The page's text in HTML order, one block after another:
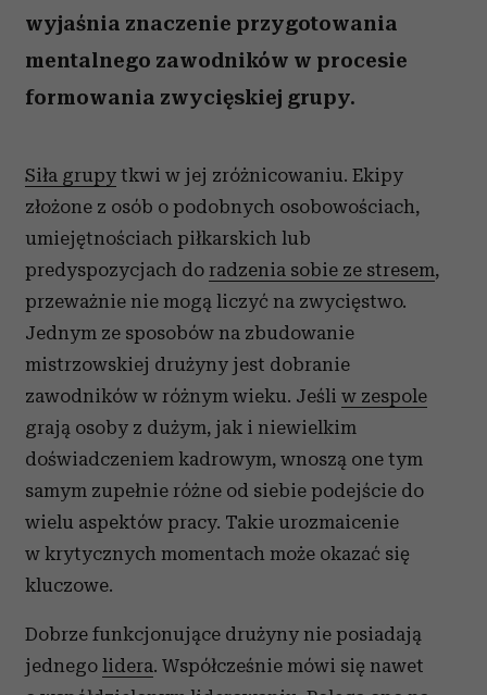
wyjaśnia znaczenie przygotowania
mentalnego zawodników w procesie
formowania zwycięskiej grupy.
Siła grupy tkwi w jej zróżnicowaniu. Ekipy
złożone z osób o podobnych osobowościach,
umiejętnościach piłkarskich lub
predyspozycjach do radzenia sobie ze stresem,
przeważnie nie mogą liczyć na zwycięstwo.
Jednym ze sposobów na zbudowanie
mistrzowskiej drużyny jest dobranie
zawodników w różnym wieku. Jeśli w zespole
grają osoby z dużym, jak i niewielkim
doświadczeniem kadrowym, wnoszą one tym
samym zupełnie różne od siebie podejście do
wielu aspektów pracy. Takie urozmaicenie
w krytycznych momentach może okazać się
kluczowe.
Dobrze funkcjonujące drużyny nie posiadają
jednego lidera. Współcześnie mówi się nawet